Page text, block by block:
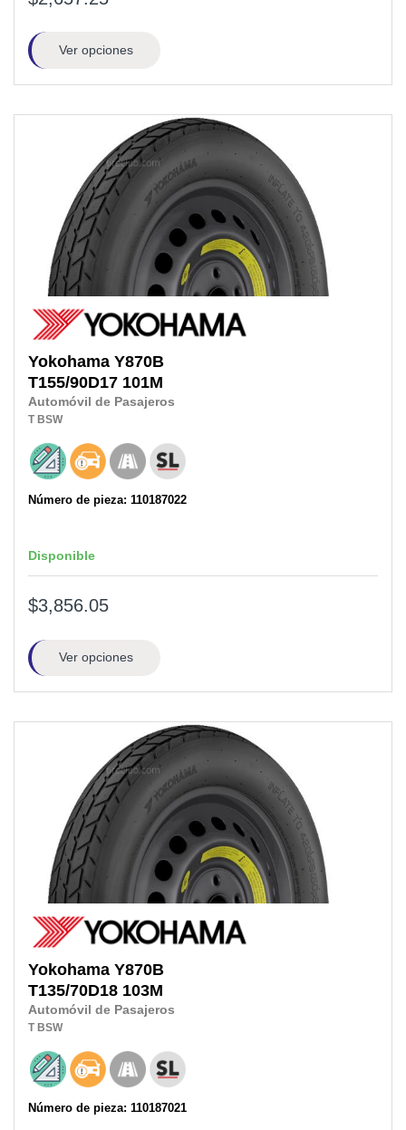
Ver opciones
Yokohama Y870B
T155/90D17 101M
Automóvil de Pasajeros
T BSW
Número de pieza: 110187022
Disponible
$3,856.05
Ver opciones
Yokohama Y870B
T135/70D18 103M
Automóvil de Pasajeros
T BSW
Número de pieza: 110187021